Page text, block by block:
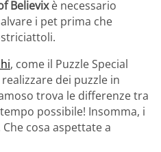
Believixè necessario
i pet prima che
, come il Puzzle Special
dei puzzle in
trova le differenze tra
possibile! Insomma, i
cosa aspettate a